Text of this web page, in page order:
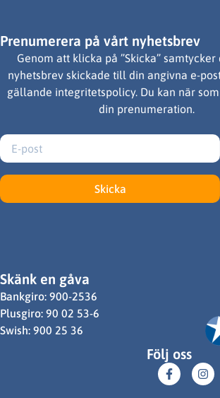
Prenumerera på vårt nyhetsbrev
Genom att klicka på ”Skicka”
nyhetsbrev skickade till din angivna e-
gällande integritetspolicy. Du kan när
din prenumeration.
Skicka
Skänk en gåva
Bankgiro: 900-2536
Plusgiro: 90 02 53-6
Swish: 900 25 36
Följ oss